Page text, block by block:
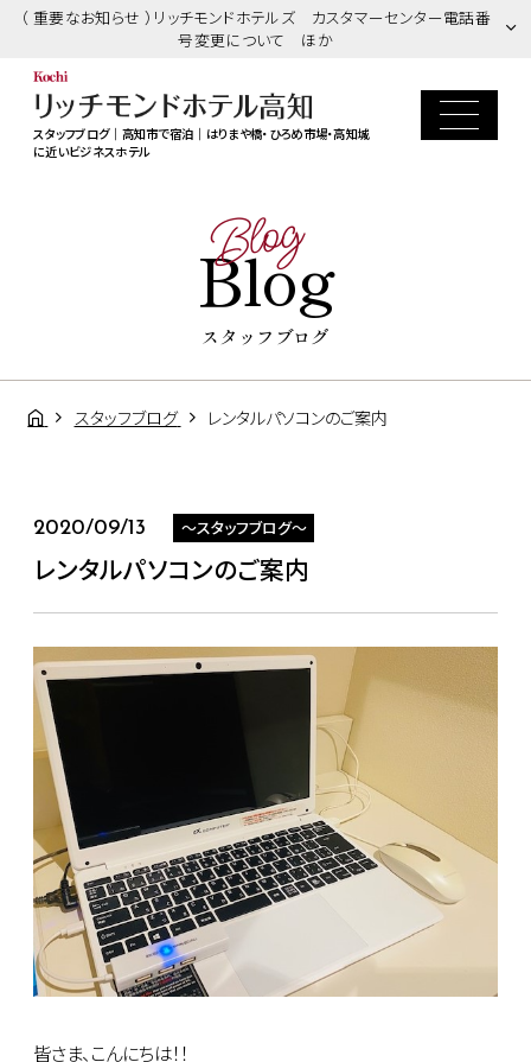
（ 重要なお知らせ ）リッチモンドホテルズ カスタマーセンター電話番
号変更について ほか
スタッフブログ｜高知市で宿泊｜はりまや橋・ひろめ市場・高知城
に近いビジネスホテル
Blog
Blog
スタッフブログ
スタッフブログ レンタルパソコンのご案内
2020/09/13 ～スタッフブログ～
レンタルパソコンのご案内
皆さま、こんにちは！！